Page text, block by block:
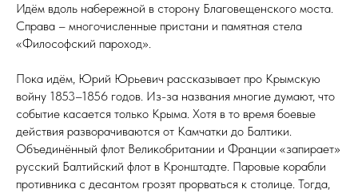
Идём вдоль набережной в сторону Благовещенского моста.
Справа – многочисленные пристани и памятная стела
«Философский пароход».
Пока идём, Юрий Юрьевич рассказывает про Крымскую
войну 1853–1856 годов. Из-за названия многие думают, что
событие касается только Крыма. Хотя в то время боевые
действия разворачиваются от Камчатки до Балтики.
Объединённый флот Великобритании и Франции «запирает»
русский Балтийский флот в Кронштадте. Паровые корабли
противника с десантом грозят прорваться к столице. Тогда,